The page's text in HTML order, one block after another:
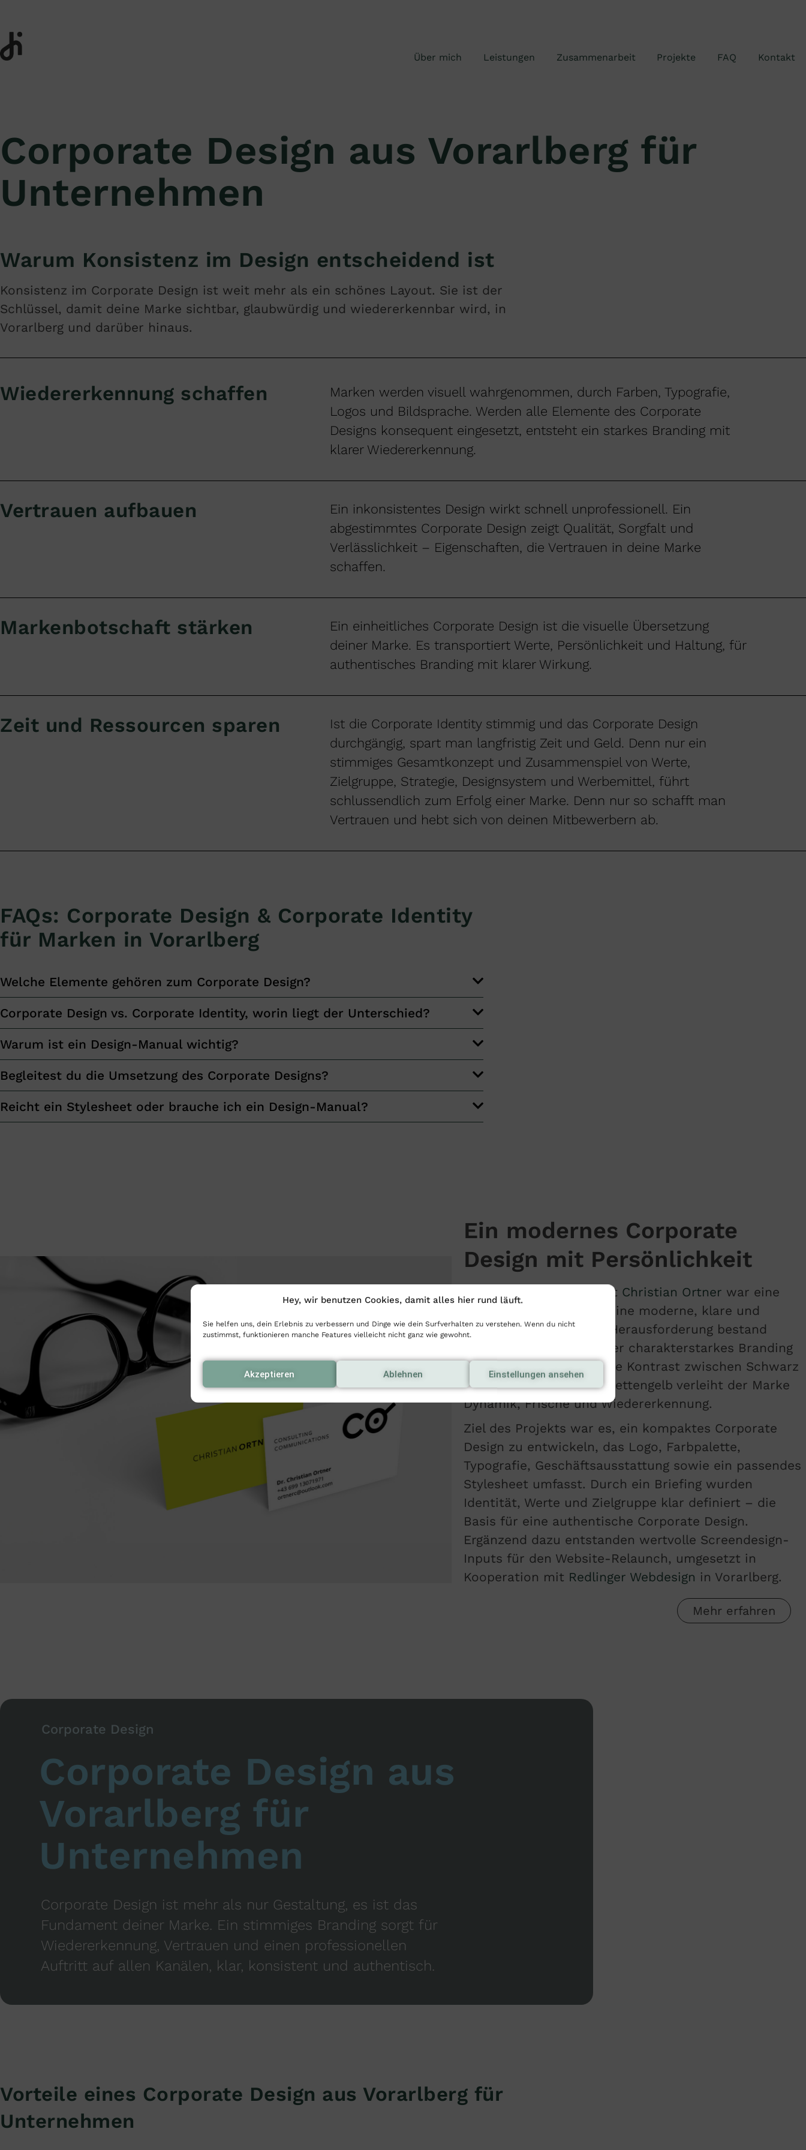
Hey, wir benutzen Cookies, damit alles hier rund läuft.
Sie helfen uns, dein Erlebnis zu verbessern und Dinge wie dein Surfverhalten zu verstehen. Wenn du nicht
zustimmst, funktionieren manche Features vielleicht nicht ganz wie gewohnt.
Akzeptieren Ablehnen Einstellungen ansehen
Über mich Leistungen Zusammenarbeit Projekte FAQ Kontakt
Corporate Design aus Vorarlberg für
Unternehmen
Warum Konsistenz im Design entscheidend ist
Konsistenz im Corporate Design ist weit mehr als ein schönes Layout. Sie ist der
Schlüssel, damit deine Marke sichtbar, glaubwürdig und wiedererkennbar wird, in
Vorarlberg und darüber hinaus.
Wiedererkennung schaffen
Marken werden visuell wahrgenommen, durch Farben, Typografie,
Logos und Bildsprache. Werden alle Elemente des Corporate
Designs konsequent eingesetzt, entsteht ein starkes Branding mit
klarer Wiedererkennung.
Vertrauen aufbauen
Ein inkonsistentes Design wirkt schnell unprofessionell. Ein
abgestimmtes Corporate Design zeigt Qualität, Sorgfalt und
Verlässlichkeit – Eigenschaften, die Vertrauen in deine Marke
schaffen.
Markenbotschaft stärken
Ein einheitliches Corporate Design ist die visuelle Übersetzung
deiner Marke. Es transportiert Werte, Persönlichkeit und Haltung, für
authentisches Branding mit klarer Wirkung.
Zeit und Ressourcen sparen
Ist die Corporate Identity stimmig und das Corporate Design
durchgängig, spart man langfristig Zeit und Geld. Denn nur ein
stimmiges Gesamtkonzept und Zusammenspiel von Werte,
Zielgruppe, Strategie, Designsystem und Werbemittel, führt
schlussendlich zum Erfolg einer Marke. Denn nur so schafft man
Vertrauen und hebt sich von deinen Mitbewerbern ab.
FAQs: Corporate Design & Corporate Identity
für Marken in Vorarlberg
Welche Elemente gehören zum Corporate Design?
Corporate Design vs. Corporate Identity, worin liegt der Unterschied?
Warum ist ein Design-Manual wichtig?
Begleitest du die Umsetzung des Corporate Designs?
Reicht ein Stylesheet oder brauche ich ein Design-Manual?
Ein modernes Corporate
Design mit Persönlichkeit
Die Zusammenarbeit mit Christian Ortner war eine
Freude. Entstanden ist eine moderne, klare und
persönliche Marke. Die Herausforderung bestand
darin, ein schlichtes, aber charakterstarkes Branding
zu entwickeln. Der starke Kontrast zwischen Schwarz
und einem kräftigen Limettengelb verleiht der Marke
Dynamik, Frische und Wiedererkennung.
Ziel des Projekts war es, ein kompaktes Corporate
Design zu entwickeln, das Logo, Farbpalette,
Typografie, Geschäftsausstattung sowie ein passendes
Stylesheet umfasst. Durch ein Briefing wurden
Identität, Werte und Zielgruppe klar definiert – die
Basis für eine authentische Corporate Design.
Ergänzend dazu entstanden wertvolle Screendesign-
Inputs für den Website-Relaunch, umgesetzt in
Kooperation mit Redlinger Webdesign in Vorarlberg.
Mehr erfahren
Corporate Design
Corporate Design aus
Vorarlberg für
Unternehmen
Corporate Design ist mehr als nur Gestaltung, es ist das
Fundament deiner Marke. Ein stimmiges Branding sorgt für
Wiedererkennung, Vertrauen und einen professionellen
Auftritt auf allen Kanälen, klar, konsistent und authentisch.
Vorteile eines Corporate Design aus Vorarlberg für
Unternehmen